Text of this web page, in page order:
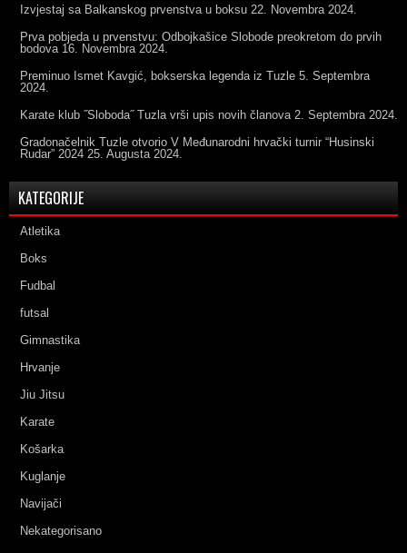
Izvjestaj sa Balkanskog prvenstva u boksu 22. Novembra 2024.
Prva pobjeda u prvenstvu: Odbojkašice Slobode preokretom do prvih
bodova 16. Novembra 2024.
Preminuo Ismet Kavgić, bokserska legenda iz Tuzle 5. Septembra
2024.
Karate klub ˝Sloboda˝ Tuzla vrši upis novih članova 2. Septembra 2024.
Gradonačelnik Tuzle otvorio V Međunarodni hrvački turnir “Husinski
Rudar” 2024 25. Augusta 2024.
KATEGORIJE
Atletika
Boks
Fudbal
futsal
Gimnastika
Hrvanje
Jiu Jitsu
Karate
Košarka
Kuglanje
Navijači
Nekategorisano